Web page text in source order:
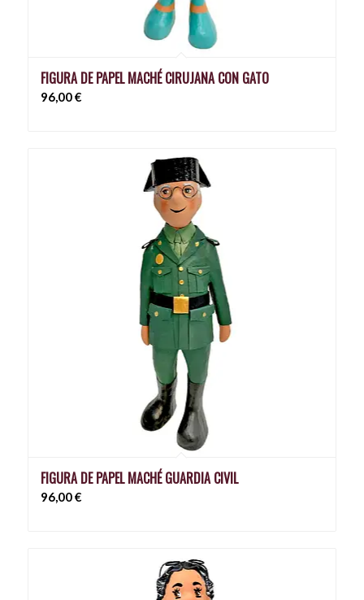
FIGURA DE PAPEL MACHÉ CIRUJANA CON GATO
96,00€
FIGURA DE PAPEL MACHÉ GUARDIA CIVIL
96,00€